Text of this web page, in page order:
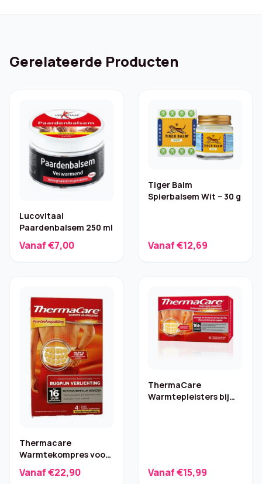
Gerelateerde Producten
Lucovitaal
Paardenbalsem 250 ml
Vanaf €7,00
Tiger Balm
Spierbalsem Wit – 30 g
Vanaf €12,69
Thermacare
Warmtekompres voor
Rugpijn –
Voordeelverpakking
Vanaf €22,90
ThermaCare
Warmtepleisters bij
Vanaf €15,99